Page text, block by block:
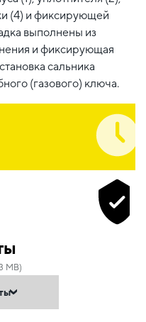
(4) и фиксирующей
выполнены из
и фиксирующая
сальника
(газового) ключа.
MB)